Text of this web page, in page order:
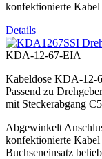
konfektionierte Kabel
Details
KDA-12-67-EIA
Kabeldose KDA-12-
Passend zu
mit Steckerabgang
Abgewinkelt
konfektionierte Kabel
Buchseneinsatz